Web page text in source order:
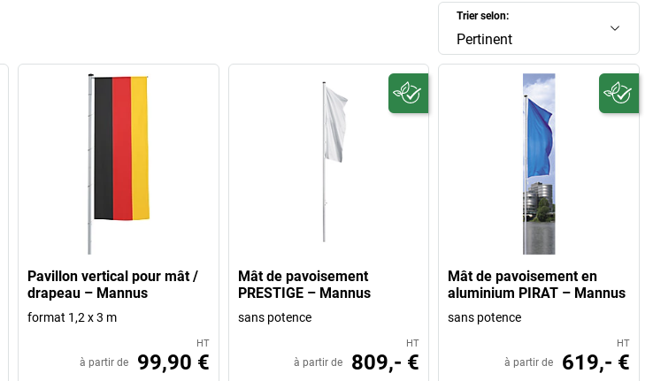
Trier selon:
Pertinent
Pavillon vertical pour mât /
drapeau – Mannus
format 1,2 x 3 m
HT
à partir de 99,90 €
Mât de pavoisement
PRESTIGE – Mannus
sans potence
HT
à partir de 809,- €
Mât de pavoisement en
aluminium PIRAT – Mannus
sans potence
HT
à partir de 619,- €